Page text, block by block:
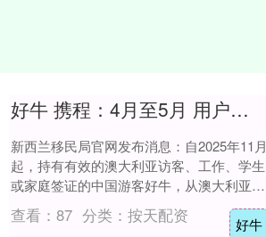
好牛 携程：4月至5月 用户赴新西兰旅游订单量同比增长37%
新西兰移民局官网发布消息：自2025年11月
起，持有有效的澳大利亚访客、工作、学生
或家庭签证的中国游客好牛，从澳大利亚出
发前往新西兰时，将可申请新西兰电子旅行
授....
好牛
查看： 87 分类： 按天配资